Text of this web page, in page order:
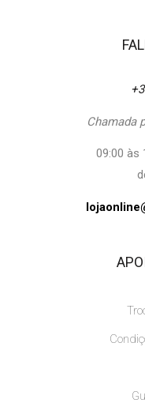
Chamada
09:00 às